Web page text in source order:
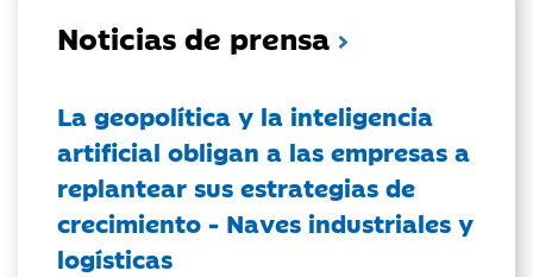
Noticias de prensa
La geopolítica y la inteligencia
artificial obligan a las empresas a
replantear sus estrategias de
crecimiento - Naves industriales y
logísticas